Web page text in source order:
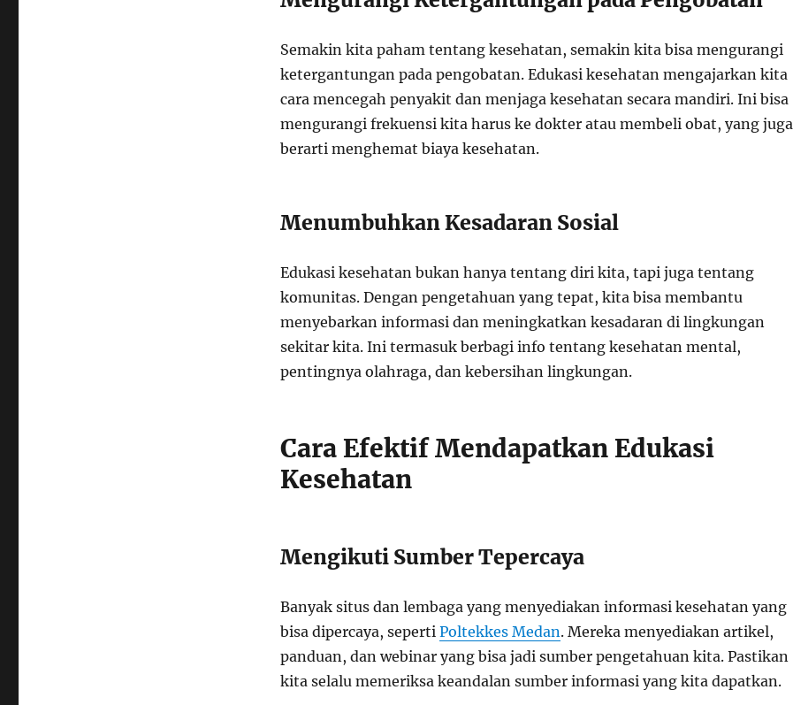
Semakin kita paham tentang kesehatan, semakin kita bisa mengurangi
ketergantungan pada pengobatan. Edukasi kesehatan mengajarkan kita
cara mencegah penyakit dan menjaga kesehatan secara mandiri. Ini bisa
mengurangi frekuensi kita harus ke dokter atau membeli obat, yang juga
berarti menghemat biaya kesehatan.
Menumbuhkan Kesadaran Sosial
Edukasi kesehatan bukan hanya tentang diri kita, tapi juga tentang
komunitas. Dengan pengetahuan yang tepat, kita bisa membantu
menyebarkan informasi dan meningkatkan kesadaran di lingkungan
sekitar kita. Ini termasuk berbagi info tentang kesehatan mental,
pentingnya olahraga, dan kebersihan lingkungan.
Cara Efektif Mendapatkan Edukasi
Kesehatan
Mengikuti Sumber Tepercaya
Banyak situs dan lembaga yang menyediakan informasi kesehatan yang
bisa dipercaya, seperti Poltekkes Medan. Mereka menyediakan artikel,
panduan, dan webinar yang bisa jadi sumber pengetahuan kita. Pastikan
kita selalu memeriksa keandalan sumber informasi yang kita dapatkan.